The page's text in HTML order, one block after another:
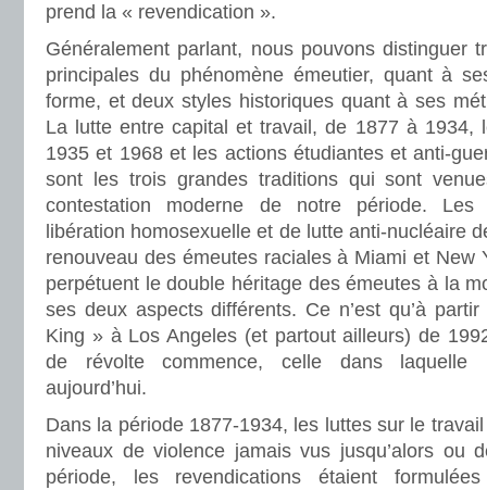
prend la « revendication ».
Généralement parlant, nous pouvons distinguer
principales du phénomène émeutier, quant à
forme, et deux styles historiques quant à ses
La lutte entre capital et travail, de 1877 à 1934,
1935 et 1968 et les actions étudiantes et anti-
sont les trois grandes traditions qui sont
contestation moderne de notre période. Les
libération homosexuelle et de lutte anti-nucléaire
renouveau des émeutes raciales à Miami et New
perpétuent le double héritage des émeutes à la
ses deux aspects différents. Ce n’est qu’à
King » à Los Angeles (et partout ailleurs) de
de révolte commence, celle dans laquelle
aujourd’hui.
Dans la période 1877-1934, les luttes sur le
niveaux de violence jamais vus jusqu’alors ou
période, les revendications étaient